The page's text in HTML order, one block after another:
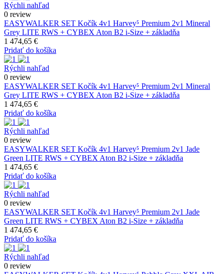
Rýchli nahľad
0 review
EASYWALKER SET Kočík 4v1 Harvey⁵ Premium 2v1 Mineral
Grey LITE RWS + CYBEX Aton B2 i-Size + základňa
1 474,65 €
Pridať do košíka
Rýchli nahľad
0 review
EASYWALKER SET Kočík 4v1 Harvey⁵ Premium 2v1 Mineral
Grey LITE RWS + CYBEX Aton B2 i-Size + základňa
1 474,65 €
Pridať do košíka
Rýchli nahľad
0 review
EASYWALKER SET Kočík 4v1 Harvey⁵ Premium 2v1 Jade
Green LITE RWS + CYBEX Aton B2 i-Size + základňa
1 474,65 €
Pridať do košíka
Rýchli nahľad
0 review
EASYWALKER SET Kočík 4v1 Harvey⁵ Premium 2v1 Jade
Green LITE RWS + CYBEX Aton B2 i-Size + základňa
1 474,65 €
Pridať do košíka
Rýchli nahľad
0 review